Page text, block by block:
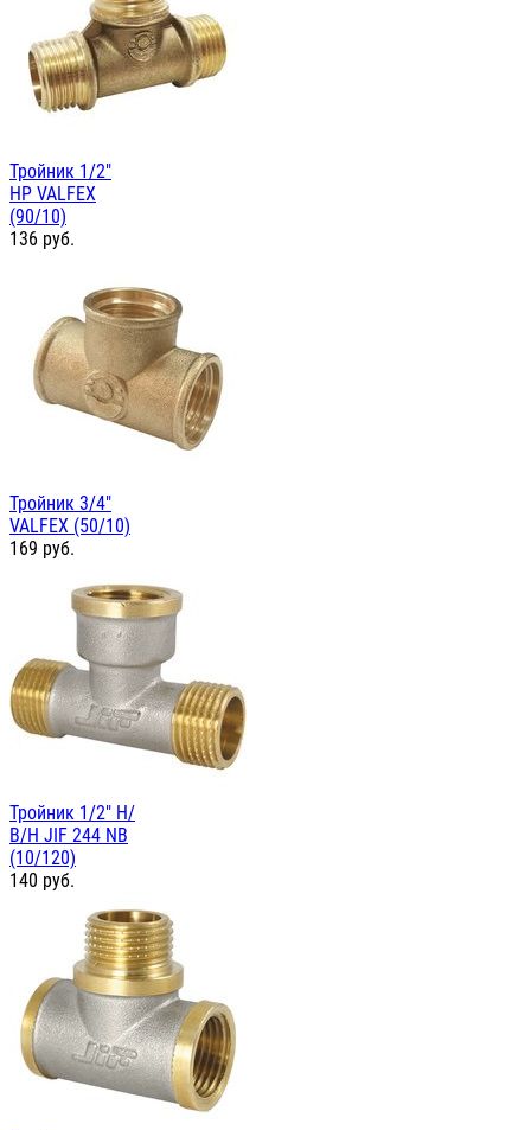
Тройник 1/2"
НР VALFEX
(90/10)
136 руб.
Тройник 3/4"
VALFEX (50/10)
169 руб.
Тройник 1/2" Н/
В/Н JIF 244 NB
(10/120)
140 руб.